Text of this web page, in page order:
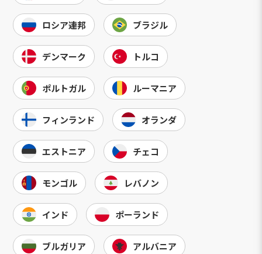
ロシア連邦 ブラジル
デンマーク トルコ
ポルトガル ルーマニア
フィンランド オランダ
エストニア チェコ
モンゴル レバノン
インド ポーランド
ブルガリア アルバニア